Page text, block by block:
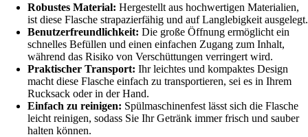
Robustes Material: Hergestellt aus hochwertigen Materialien,
ist diese Flasche strapazierfähig und auf Langlebigkeit ausgelegt.
Benutzerfreundlichkeit: Die große Öffnung ermöglicht ein
schnelles Befüllen und einen einfachen Zugang zum Inhalt,
während das Risiko von Verschüttungen verringert wird.
Praktischer Transport: Ihr leichtes und kompaktes Design
macht diese Flasche einfach zu transportieren, sei es in Ihrem
Rucksack oder in der Hand.
Einfach zu reinigen: Spülmaschinenfest lässt sich die Flasche
leicht reinigen, sodass Sie Ihr Getränk immer frisch und sauber
halten können.